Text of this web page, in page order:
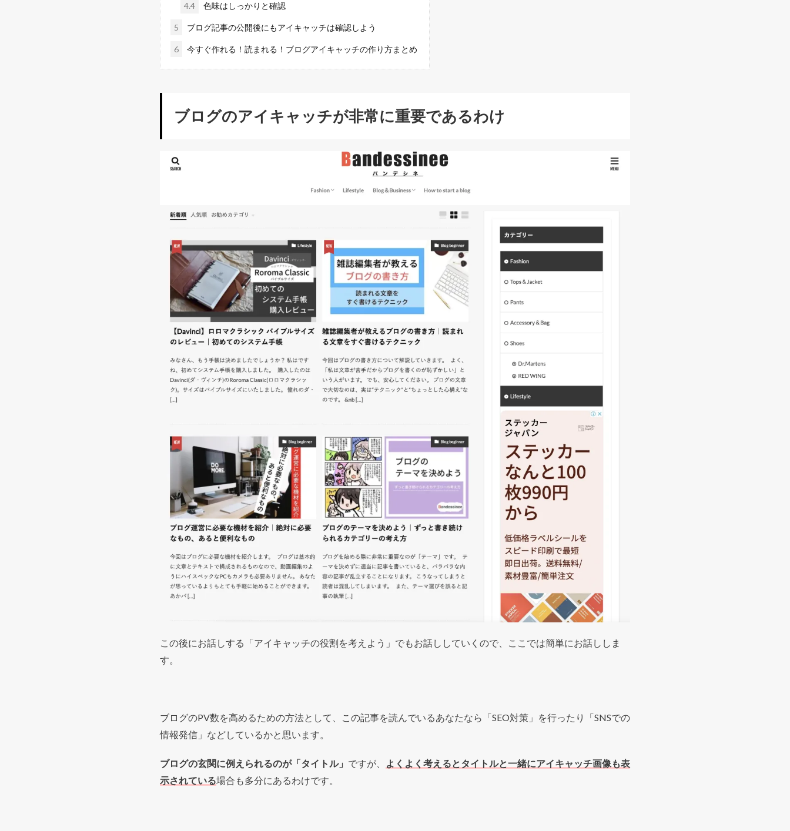
4.4 色味はしっかりと確認
5 ブログ記事の公開後にもアイキャッチは確認しよう
6 今すぐ作れる！読まれる！ブログアイキャッチの作り方まとめ
ブログのアイキャッチが非常に重要であるわけ
この後にお話しする「アイキャッチの役割を考えよう」でもお話ししていくので、ここでは簡単にお話ししま
す。
ブログのPV数を高めるための方法として、この記事を読んでいるあなたなら「SEO対策」を行ったり「SNSでの
情報発信」などしているかと思います。
ブログの玄関に例えられるのが「タイトル」 ですが、
よくよく考えるとタイトルと一緒にアイキャッチ画像も表
示されている場合も多分にあるわけです。